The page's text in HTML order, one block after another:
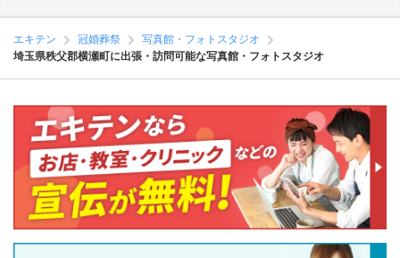
エキテン 冠婚葬祭
写真館・フォトスタジオ
埼玉県秩父郡横瀬町に出張・訪問可能な写真館・フォトスタジオ